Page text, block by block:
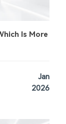
Is More
Jan
2026